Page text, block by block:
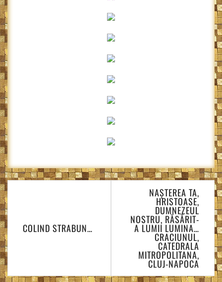
Navigare
în
articole
COLIND STRABUN…
NAȘTEREA TA,
HRISTOASE,
DUMNEZEUL
NOSTRU, RĂSĂRIT-
A LUMII LUMINA…
CRACIUNUL,
CATEDRALA
MITROPOLITANA,
CLUJ-NAPOCA